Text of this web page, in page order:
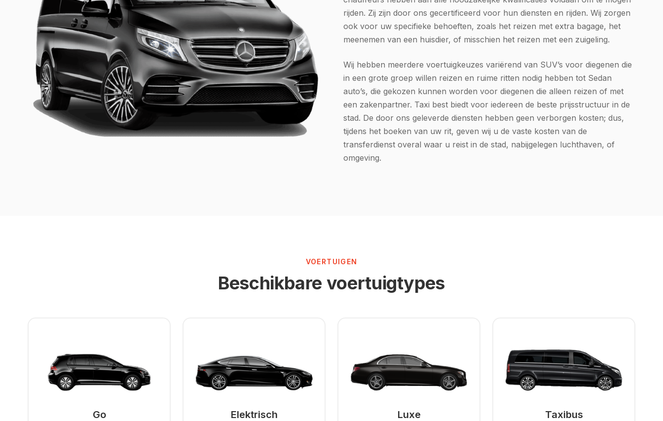
rijden. Zij zijn door ons gecertificeerd voor hun diensten en rijden. Wij zorgen
ook voor uw specifieke behoeften, zoals het reizen met extra bagage, het
meenemen van een huisdier, of misschien het reizen met een zuigeling.
Wij hebben meerdere voertuigkeuzes variërend van SUV’s voor diegenen die
in een grote groep willen reizen en ruime ritten nodig hebben tot Sedan
auto’s, die gekozen kunnen worden voor diegenen die alleen reizen of met
een zakenpartner. Taxi best biedt voor iedereen de beste prijsstructuur in de
stad. De door ons geleverde diensten hebben geen verborgen kosten; dus,
tijdens het boeken van uw rit, geven wij u de vaste kosten van de
transferdienst overal waar u reist in de stad, nabijgelegen luchthaven, of
omgeving.
VOERTUIGEN
Beschikbare voertuigtypes
Go Elektrisch Luxe Taxibus